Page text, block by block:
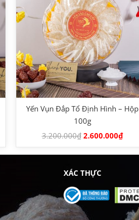
Yến Vụn Đắp Tổ Định Hình – Hộp
100g
3.200.000₫ 2.600.000₫
XÁC THỰC